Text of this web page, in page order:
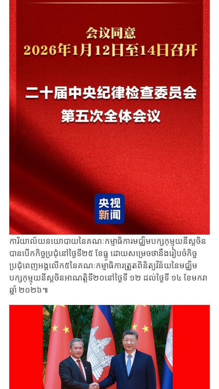
ការិយាល័យនយោបាយនៃគណៈកម្មាធិការមជ្ឈិមបក្សកុម្មុយនីស្តចិន
បានបើកកិច្ចប្រជុំនៅថ្ងៃទី២៥ ខែធ្នូ ដោយសម្រេចថានឹងរៀបចំកិច្ច
ប្រជុំពេញអង្គលើក៥នៃគណៈកម្មាធិការត្រួតពិនិត្យវិន័យនៃមជ្ឈិម
បក្សកុម្មុយនីស្តចិនអាណត្តិទី២០នៅថ្ងៃទី ១២ ដល់ថ្ងៃទី ១៤ ខែមករា
ឆ្នាំ ២០២៦៕